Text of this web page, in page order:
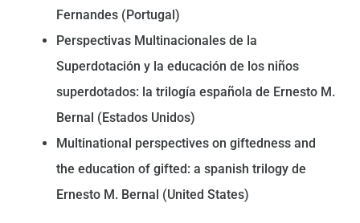
Fernandes (Portugal)
Perspectivas Multinacionales de la
Superdotación y la educación de los niños
superdotados: la trilogía española de Ernesto M.
Bernal (Estados Unidos)
Multinational perspectives on giftedness and
the education of gifted: a spanish trilogy de
Ernesto M. Bernal (United States)